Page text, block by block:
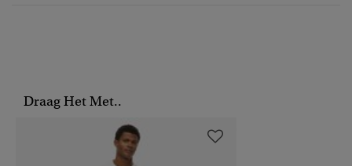
Draag Het Met..